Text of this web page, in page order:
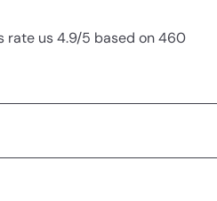
rate us 4.9/5 based on 460